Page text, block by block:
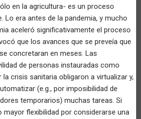
en la agricultura- es un proceso
Lo era antes de la pandemia, y mucho
aceleró significativamente el proceso
que los avances que se preveía que
concretaran en meses. Las
de personas instauradas como
crisis sanitaria obligaron a virtualizar y,
(e.g., por imposibilidad de
temporarios) muchas tareas. Si
mayor flexibilidad por considerarse una